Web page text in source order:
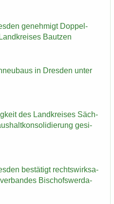
ge­neh­migt Dop­pel­
Baut­zen
in Dres­den unter
des Land­krei­ses Säch­
ge­si­
be­stä­tigt rechts­wirk­sa­
Bischofswerda-​